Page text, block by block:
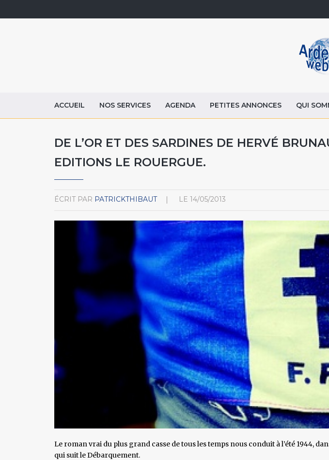
ACCUEIL NOS SERVICES AGENDA PETITES ANNONCES QUI
DE L’OR ET DES SARDINES DE HERVÉ
EDITIONS LE ROUERGUE.
ÉCRIT PAR PATRICKTHIBAUT LE 14/05/2013
Le roman vrai du plus grand casse de tous les temps nous conduit à l’été 1944,
qui suit le Débarquement.